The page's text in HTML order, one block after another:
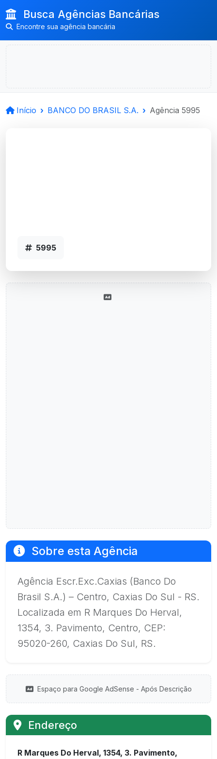
Busca Agências Bancárias
Encontre sua agência bancária
Início BANCO DO BRASIL S.A. Agência 5995
5995
Sobre esta Agência
Agência Escr.Exc.Caxias (Banco Do
Brasil S.A.) – Centro, Caxias Do Sul - RS.
Localizada em R Marques Do Herval,
1354, 3. Pavimento, Centro, CEP:
95020-260, Caxias Do Sul, RS.
Espaço para Google AdSense - Após Descrição
Endereço
R Marques Do Herval, 1354, 3. Pavimento,